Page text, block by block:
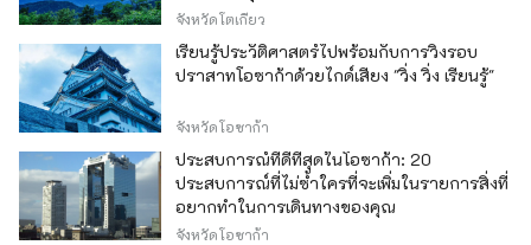
จังหวัดโตเกียว
เรียนรู้ประวัติศาสตร์ไปพร้อมกับการวิ่งรอบ
ปราสาทโอซาก้าด้วยไกด์เสียง "วิ่ง วิ่ง เรียนรู้"
จังหวัดโอซาก้า
ประสบการณ์ที่ดีที่สุดในโอซาก้า: 20
ประสบการณ์ที่ไม่ซ้ำใครที่จะเพิ่มในรายการสิ่งที่
อยากทำในการเดินทางของคุณ
จังหวัดโอซาก้า